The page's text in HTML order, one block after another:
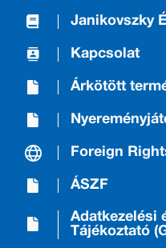
Janikovszky
Kapcsolat
Árkötött
Foreign
ÁSZF
Adatkezelési
Tájékoztató